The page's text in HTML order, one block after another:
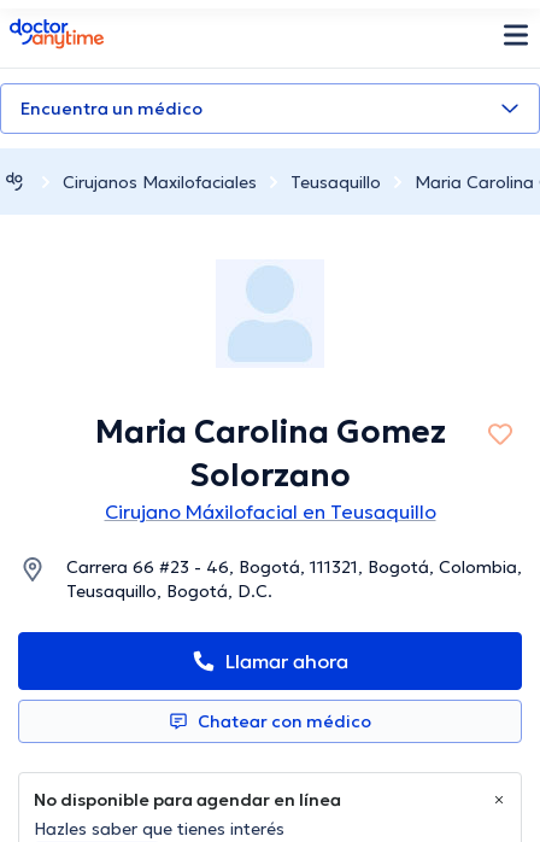
doctoranytime
Encuentra un médico
Cirujanos Maxilofaciales Teusaquillo Maria Carolina
Maria Carolina Gomez
Solorzano
Cirujano Máxilofacial en Teusaquillo
Carrera 66 #23 - 46, Bogotá, 111321, Bogotá, Colombia,
Teusaquillo, Bogotá, D.C.
Llamar ahora
Chatear con médico
No disponible para agendar en línea
Hazles saber que tienes interés